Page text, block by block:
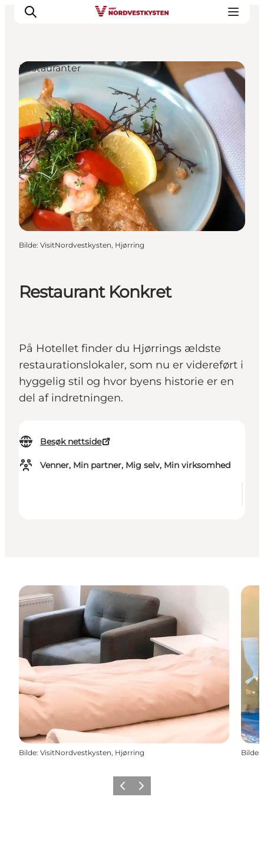
Byer og steder
Inspirasjon
Events
Overnatting
Planlegg ferien
Restaurant Konkret
På Hotellet finder du Hjørrings ældste
restaurationslokaler, som nu er videreført i
hyggelig stil og hvor byens historie er en
del af indretningen.
Besøk nettside
Venner, Min partner, Mig selv, Min virksomhed
Restauranter
Bilde: VisitNordvestkysten, Hjørring
Bilde: VisitNordvestkysten, Hjørring Bilde:
ForrigeNeste